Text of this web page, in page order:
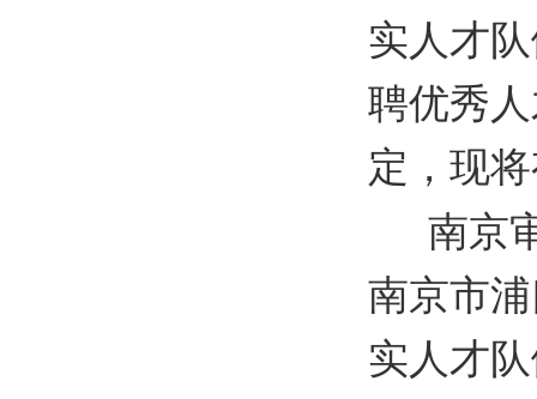
实人才
聘优秀
定，现
南京
南京市
实人才